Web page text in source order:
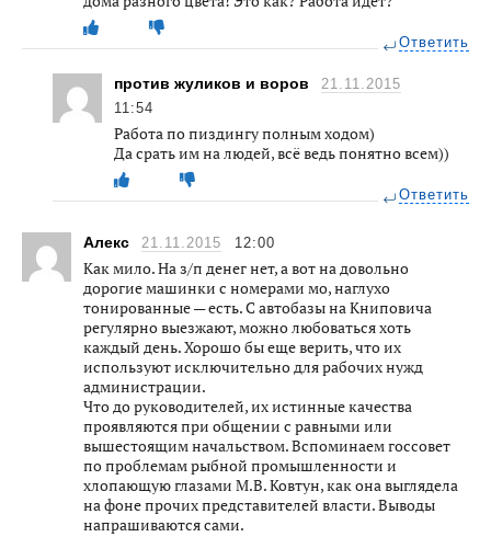
Ответить
против жуликов и воров
21.11.2015
11:54
Работа по пиздингу полным ходом)
Да срать им на людей, всё ведь понятно всем))
Ответить
Алекс 21.11.2015 12:00
Как мило. На з/п денег нет, а вот на довольно
дорогие машинки с номерами мо, наглухо
тонированные — есть. С автобазы на Книповича
регулярно выезжают, можно любоваться хоть
каждый день. Хорошо бы еще верить, что их
используют исключительно для рабочих нужд
администрации.
Что до руководителей, их истинные качества
проявляются при общении с равными или
вышестоящим начальством. Вспоминаем госсовет
по проблемам рыбной промышленности и
хлопающую глазами М.В. Ковтун, как она выглядела
на фоне прочих представителей власти. Выводы
напрашиваются сами.